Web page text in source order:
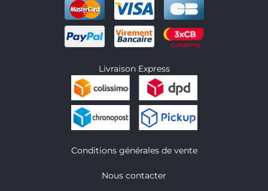
Livraison Express
Conditions générales de vente
Nous contacter